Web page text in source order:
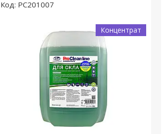
PC201007
Концентрат